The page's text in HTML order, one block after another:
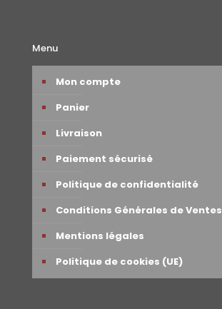
Menu
Mon compte
Panier
Livraison
Paiement sécurisé
Politique de confidentialité
Conditions Générales de Ventes
Mentions légales
Politique de cookies (UE)